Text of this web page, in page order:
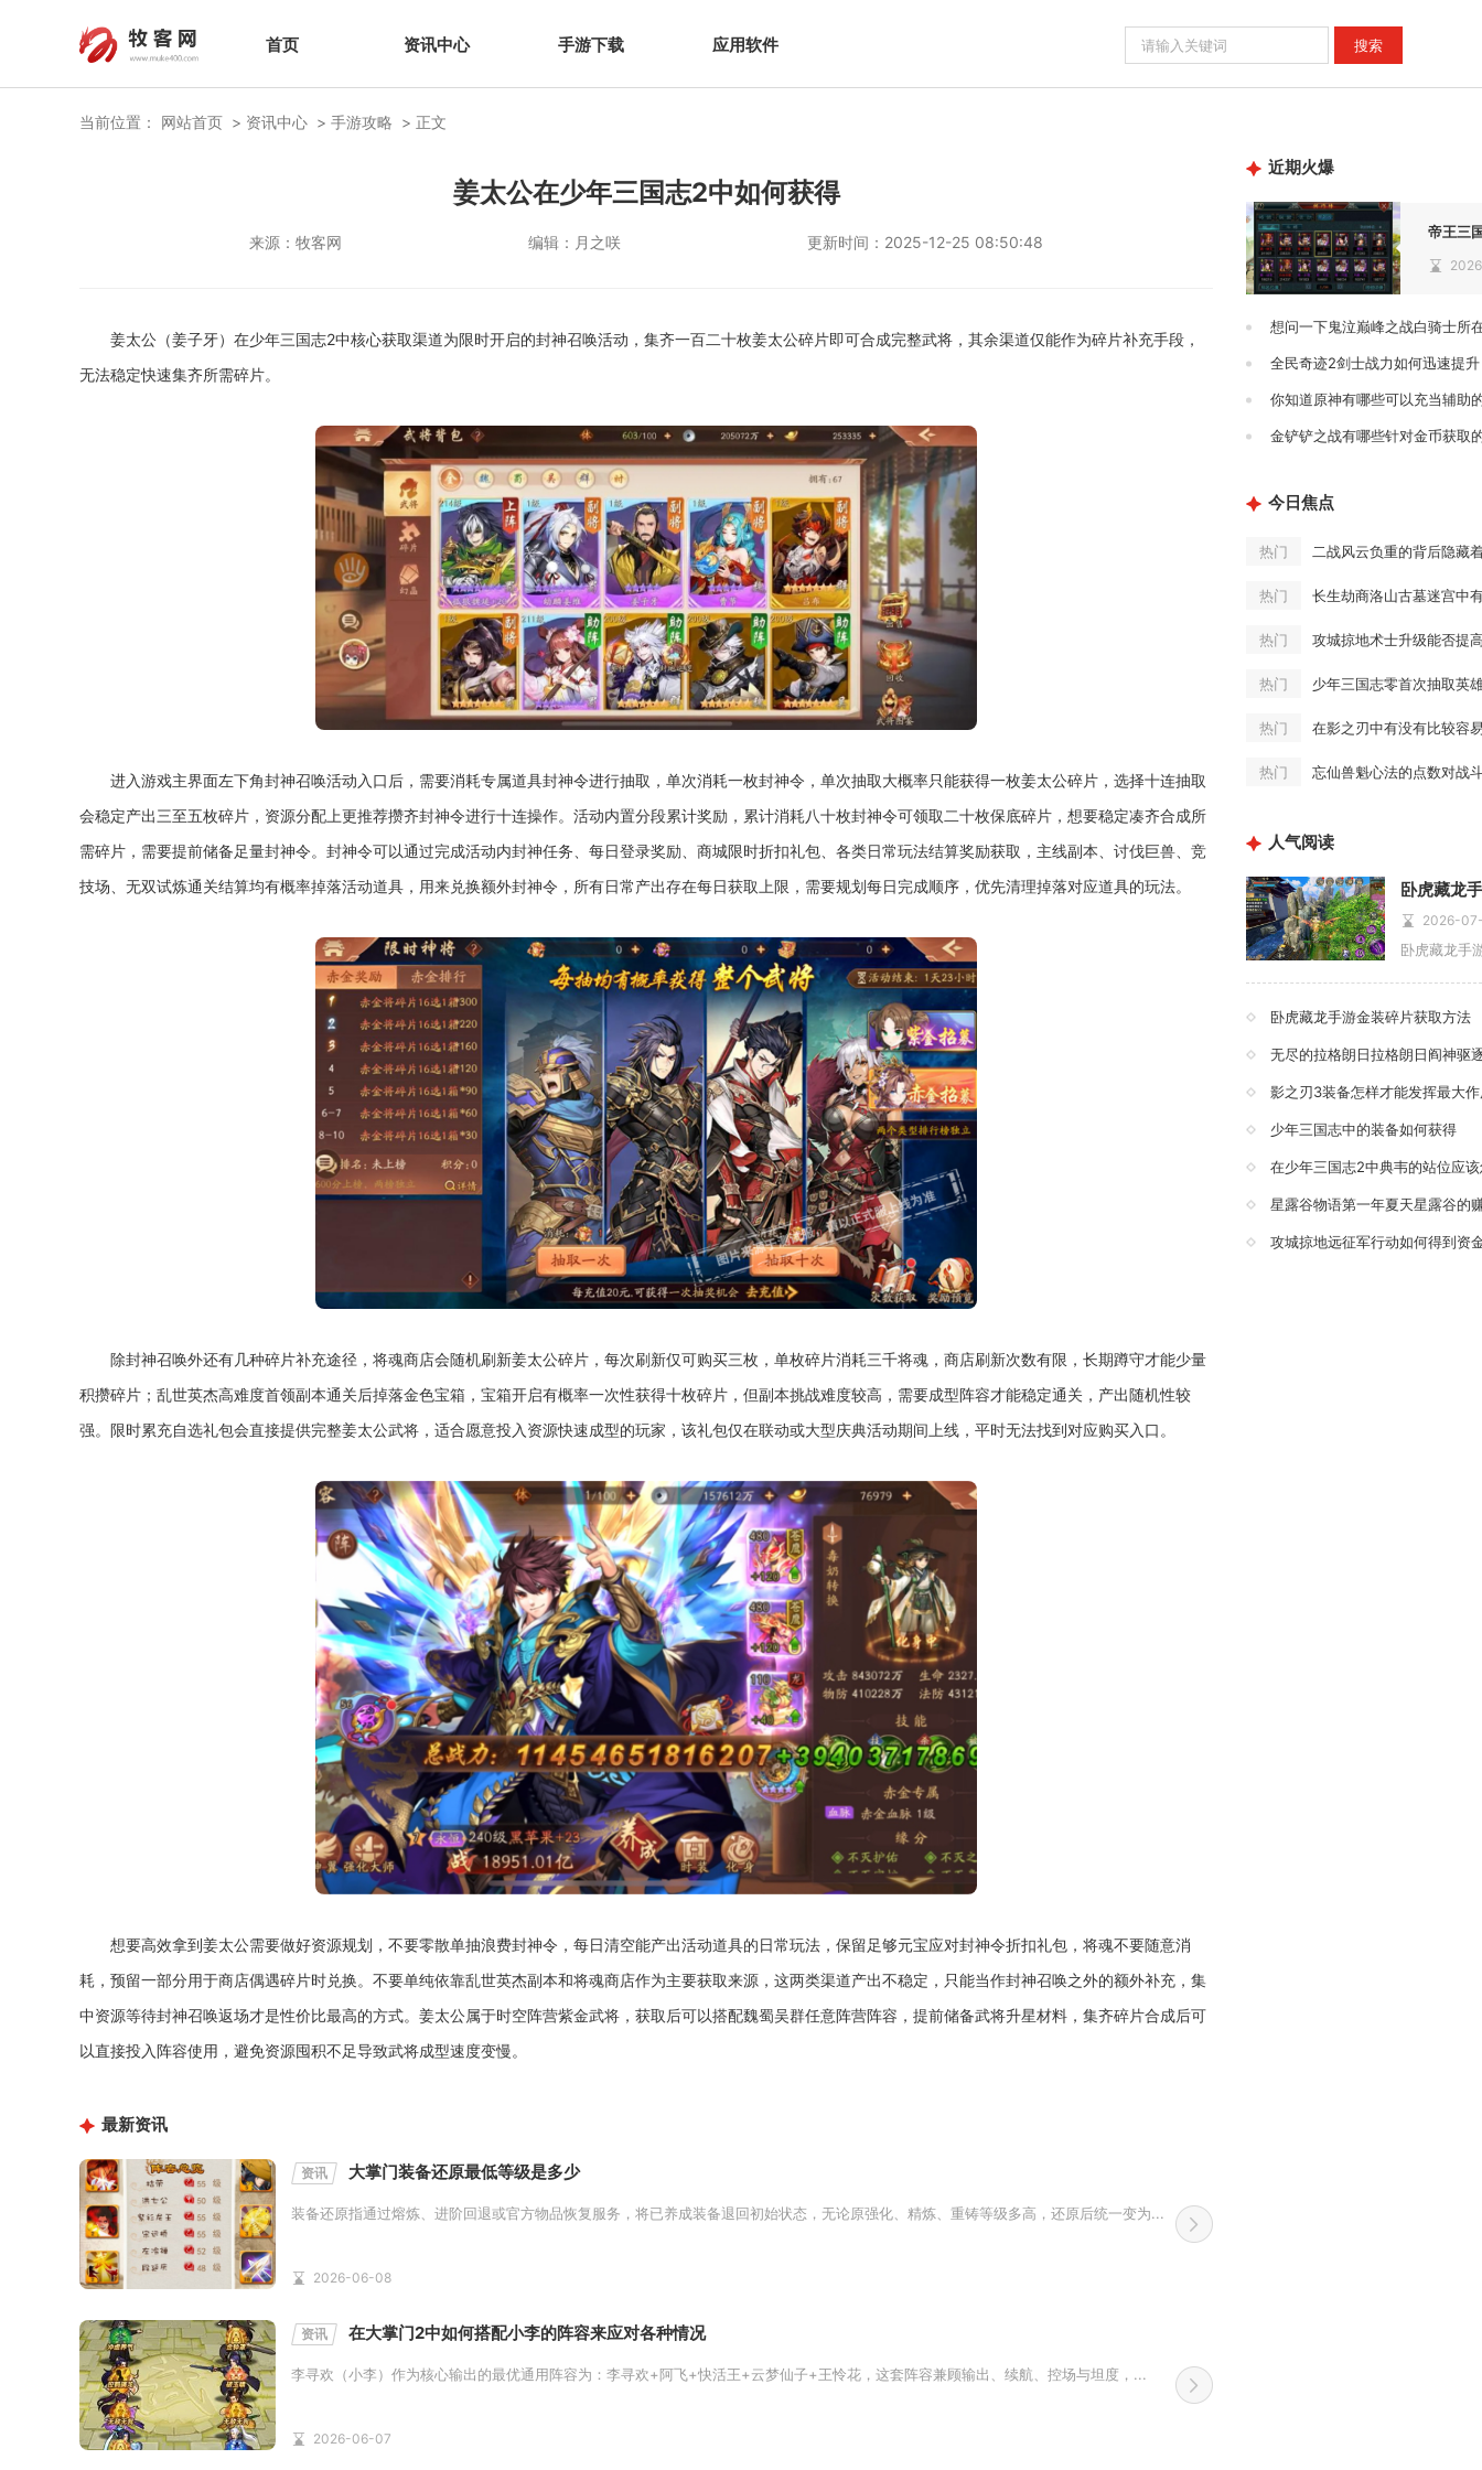
首页 资讯中心 手游下载 应用软件
当前位置： 网站首页 资讯中心 手游攻略 正文
姜太公在少年三国志2中如何获得
来源：牧客网 编辑： 月之咲 更新时间： 2025-12-25 08:50:48
姜太公（姜子牙）在少年三国志2中核心获取渠道为限时开启的封神召唤活动，集齐一百二十枚姜太公碎片即可合成完整武将，其余渠道仅能作为碎片补充手段，
无法稳定快速集齐所需碎片。
进入游戏主界面左下角封神召唤活动入口后，需要消耗专属道具封神令进行抽取，单次消耗一枚封神令，单次抽取大概率只能获得一枚姜太公碎片，选择十连抽取
会稳定产出三至五枚碎片，资源分配上更推荐攒齐封神令进行十连操作。活动内置分段累计奖励，累计消耗八十枚封神令可领取二十枚保底碎片，想要稳定凑齐合成所
需碎片，需要提前储备足量封神令。封神令可以通过完成活动内封神任务、每日登录奖励、商城限时折扣礼包、各类日常玩法结算奖励获取，主线副本、讨伐巨兽、竞
技场、无双试炼通关结算均有概率掉落活动道具，用来兑换额外封神令，所有日常产出存在每日获取上限，需要规划每日完成顺序，优先清理掉落对应道具的玩法。
除封神召唤外还有几种碎片补充途径，将魂商店会随机刷新姜太公碎片，每次刷新仅可购买三枚，单枚碎片消耗三千将魂，商店刷新次数有限，长期蹲守才能少量
积攒碎片；乱世英杰高难度首领副本通关后掉落金色宝箱，宝箱开启有概率一次性获得十枚碎片，但副本挑战难度较高，需要成型阵容才能稳定通关，产出随机性较
强。限时累充自选礼包会直接提供完整姜太公武将，适合愿意投入资源快速成型的玩家，该礼包仅在联动或大型庆典活动期间上线，平时无法找到对应购买入口。
想要高效拿到姜太公需要做好资源规划，不要零散单抽浪费封神令，每日清空能产出活动道具的日常玩法，保留足够元宝应对封神令折扣礼包，将魂不要随意消
耗，预留一部分用于商店偶遇碎片时兑换。不要单纯依靠乱世英杰副本和将魂商店作为主要获取来源，这两类渠道产出不稳定，只能当作封神召唤之外的额外补充，集
中资源等待封神召唤返场才是性价比最高的方式。姜太公属于时空阵营紫金武将，获取后可以搭配魏蜀吴群任意阵营阵容，提前储备武将升星材料，集齐碎片合成后可
以直接投入阵容使用，避免资源囤积不足导致武将成型速度变慢。
最新资讯
资讯 大掌门装备还原最低等级是多少
装备还原指通过熔炼、进阶回退或官方物品恢复服务，将已养成装备退回初始状态，无论原强化、精炼、重铸等级多高，还原后统一变为...
2026-06-08
资讯 在大掌门2中如何搭配小李的阵容来应对各种情况
李寻欢（小李）作为核心输出的最优通用阵容为：李寻欢+阿飞+快活王+云梦仙子+王怜花，这套阵容兼顾输出、续航、控场与坦度，...
2026-06-07
近期火爆
帝王三
想问一下鬼泣巅峰之战白骑士所
全民奇迹2剑士战力如何迅速提升
你知道原神有哪些可以充当辅助
金铲铲之战有哪些针对金币获取
今日焦点
热门 二战风云负重的背后隐藏
热门 长生劫商洛山古墓迷宫中
热门 攻城掠地术士升级能否提
热门 少年三国志零首次抽取英
热门 在影之刃中有没有比较容
热门 忘仙兽魁心法的点数对战
人气阅读
卧虎藏龙
2026-
卧虎藏龙手游金装碎片获取方法
无尽的拉格朗日拉格朗日阎神驱
影之刃3装备怎样才能发挥最大
少年三国志中的装备如何获得
在少年三国志2中典韦的站位应
星露谷物语第一年夏天星露谷的
攻城掠地远征军行动如何得到资